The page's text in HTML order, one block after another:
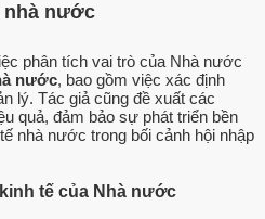
nhà nước
phân tích vai trò của Nhà nước
nước, bao gồm việc xác định
lý. Tác giả cũng đề xuất các
quả, đảm bảo sự phát triển bền
nhà nước trong bối cảnh hội nhập
tế của Nhà nước